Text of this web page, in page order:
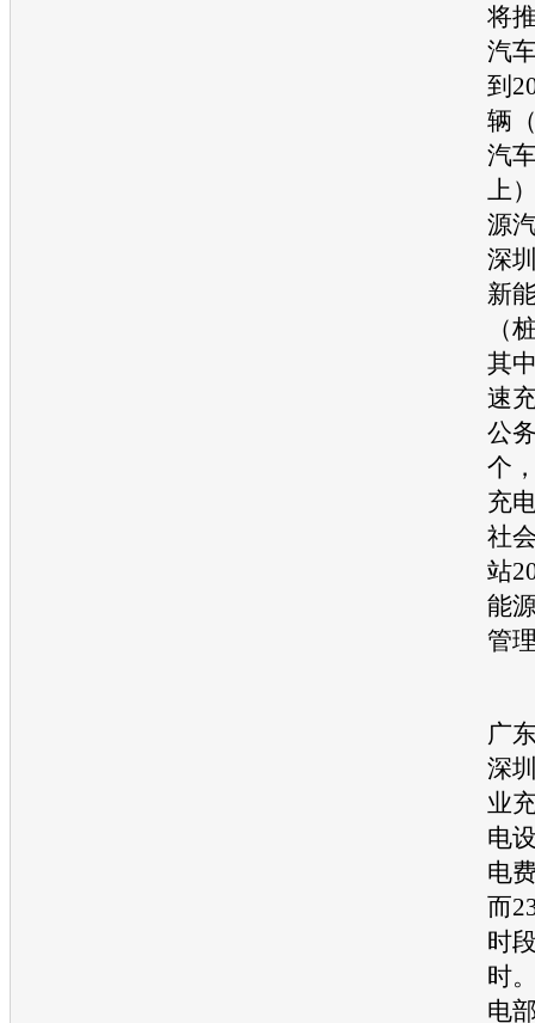
将
汽
到
辆
汽
上
源
深
新
（
其
速
公
个
充
社
站
能
管
广
深
业
电
电
而
时
时
电